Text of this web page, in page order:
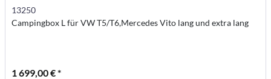
13250
Campingbox L für VW T5/T6,Mercedes Vito lang und extra lang
1 699,00 € *